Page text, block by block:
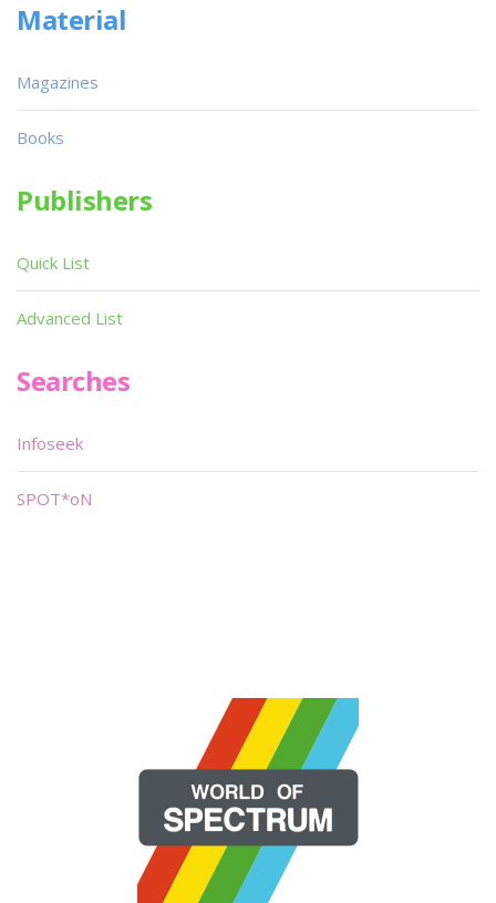
Material
Magazines
Books
Publishers
Quick List
Advanced List
Searches
Infoseek
SPOT*oN